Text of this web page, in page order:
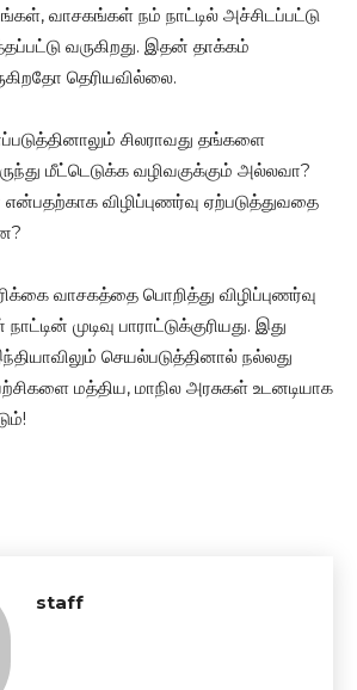
வாசகங்கள் நம் நாட்டில் அச்சிடப்பட்டு
வருகிறது. இதன் தாக்கம்
தெரியவில்லை.
சிலராவது தங்களை
மீட்டெடுக்க வழிவகுக்கும் அல்லவா?
விழிப்புணர்வு ஏற்படுத்துவதை
வாசகத்தை பொறித்து விழிப்புணர்வு
முடிவு பாராட்டுக்குரியது. இது
செயல்படுத்தினால் நல்லது
மத்திய, மாநில அரசுகள் உடனடியாக
staff